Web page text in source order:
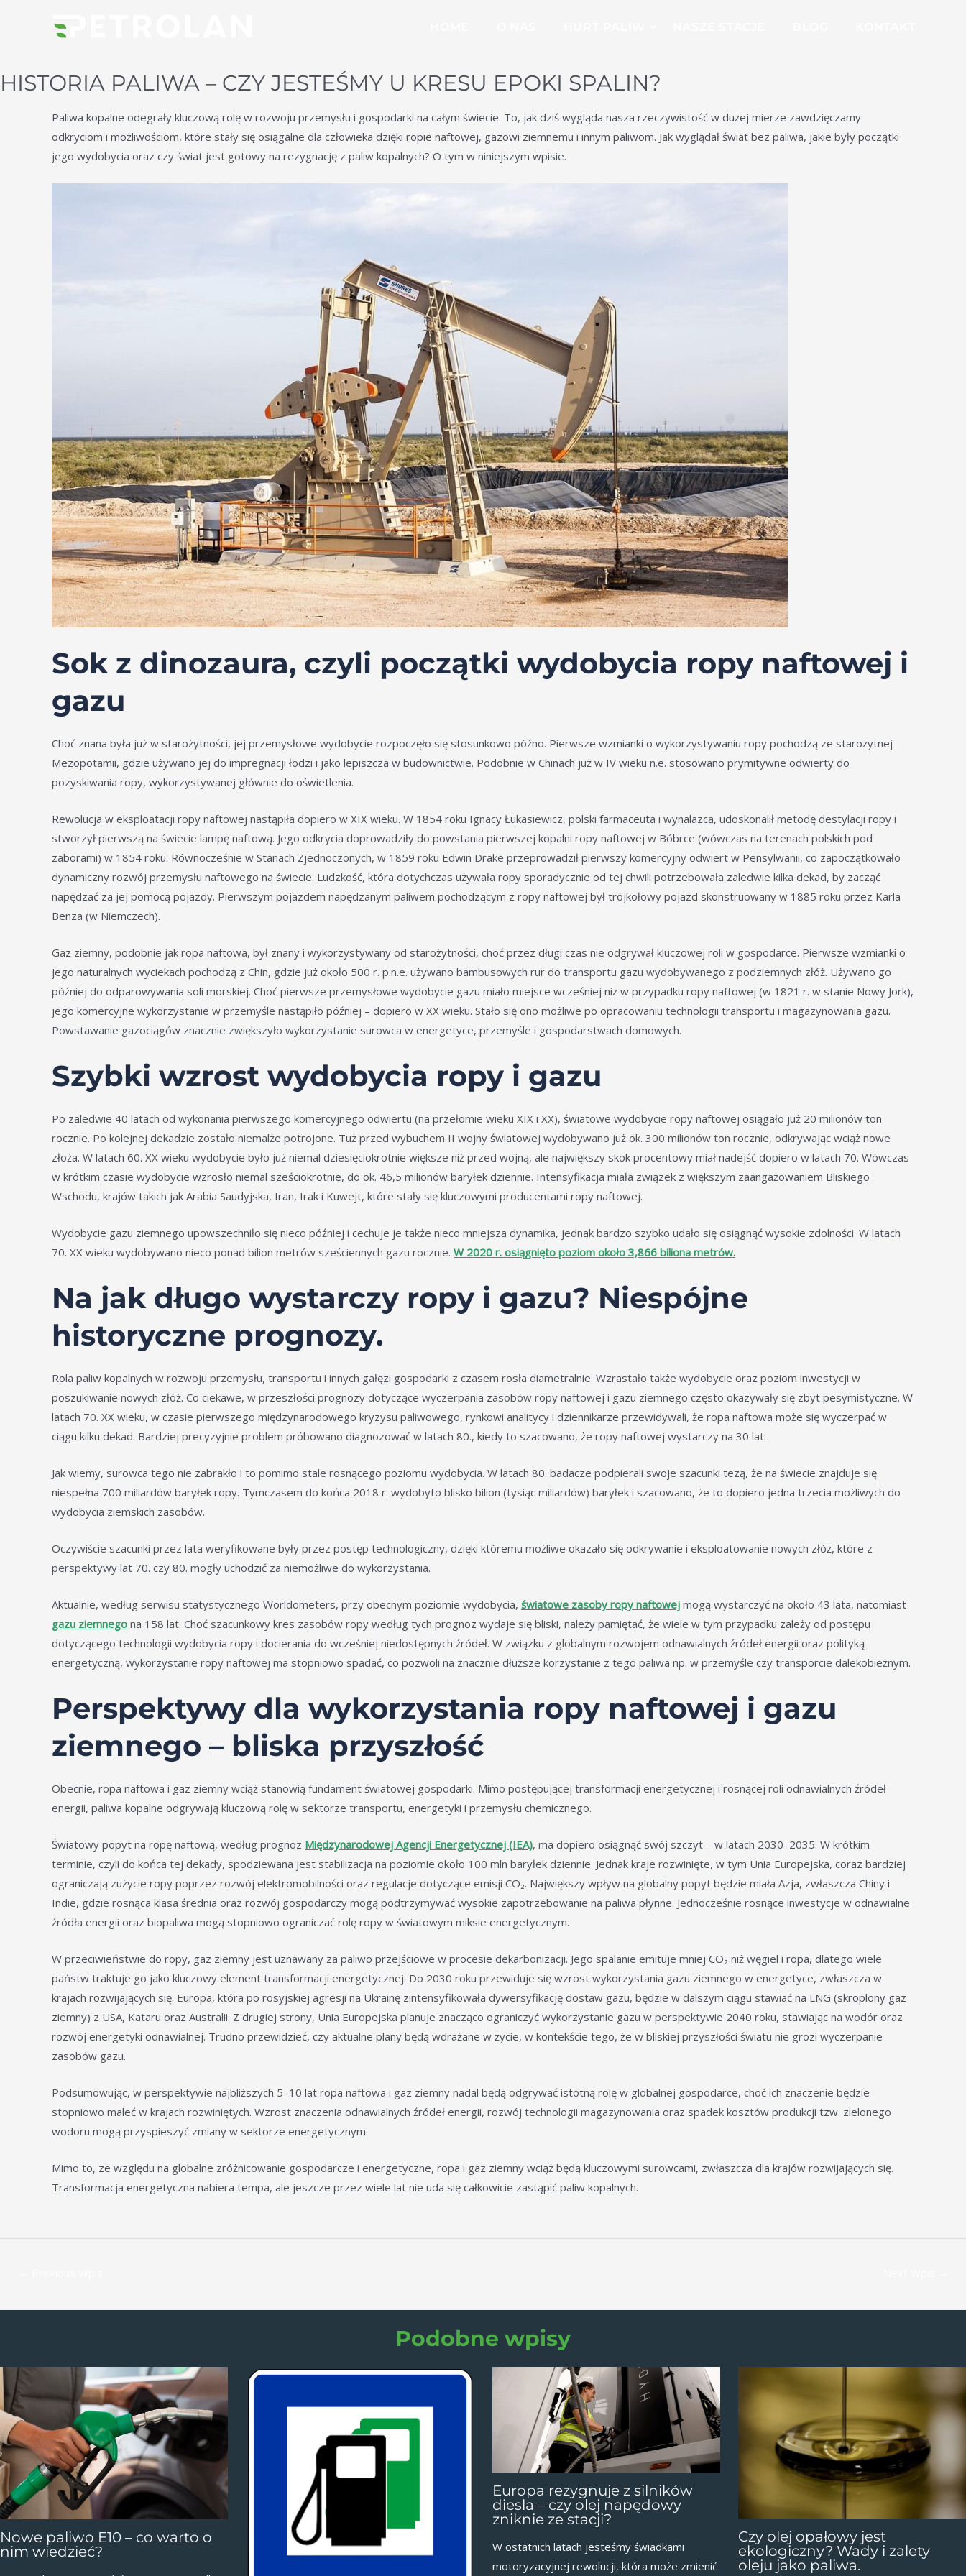
HISTORIA PALIWA – CZY JESTEŚMY U KRESU EPOKI SPALIN?
Paliwa kopalne odegrały kluczową rolę w rozwoju przemysłu i gospodarki na całym świecie. To, jak dziś wygląda nasza rzeczywistość w dużej mierze zawdzięczamy
odkryciom i możliwościom, które stały się osiągalne dla człowieka dzięki ropie naftowej, gazowi ziemnemu i innym paliwom. Jak wyglądał świat bez paliwa, jakie były początki
jego wydobycia oraz czy świat jest gotowy na rezygnację z paliw kopalnych? O tym w niniejszym wpisie.
Sok z dinozaura, czyli początki wydobycia ropy naftowej i
gazu
Choć znana była już w starożytności, jej przemysłowe wydobycie rozpoczęło się stosunkowo późno. Pierwsze wzmianki o wykorzystywaniu ropy pochodzą ze starożytnej
Mezopotamii, gdzie używano jej do impregnacji łodzi i jako lepiszcza w budownictwie. Podobnie w Chinach już w IV wieku n.e. stosowano prymitywne odwierty do
pozyskiwania ropy, wykorzystywanej głównie do oświetlenia.
Rewolucja w eksploatacji ropy naftowej nastąpiła dopiero w XIX wieku. W 1854 roku Ignacy Łukasiewicz, polski farmaceuta i wynalazca, udoskonalił metodę destylacji ropy i
stworzył pierwszą na świecie lampę naftową. Jego odkrycia doprowadziły do powstania pierwszej kopalni ropy naftowej w Bóbrce (wówczas na terenach polskich pod
zaborami) w 1854 roku. Równocześnie w Stanach Zjednoczonych, w 1859 roku Edwin Drake przeprowadził pierwszy komercyjny odwiert w Pensylwanii, co zapoczątkowało
dynamiczny rozwój przemysłu naftowego na świecie. Ludzkość, która dotychczas używała ropy sporadycznie od tej chwili potrzebowała zaledwie kilka dekad, by zacząć
napędzać za jej pomocą pojazdy. Pierwszym pojazdem napędzanym paliwem pochodzącym z ropy naftowej był trójkołowy pojazd skonstruowany w 1885 roku przez Karla
Benza (w Niemczech).
Gaz ziemny, podobnie jak ropa naftowa, był znany i wykorzystywany od starożytności, choć przez długi czas nie odgrywał kluczowej roli w gospodarce. Pierwsze wzmianki o
jego naturalnych wyciekach pochodzą z Chin, gdzie już około 500 r. p.n.e. używano bambusowych rur do transportu gazu wydobywanego z podziemnych złóż. Używano go
później do odparowywania soli morskiej. Choć pierwsze przemysłowe wydobycie gazu miało miejsce wcześniej niż w przypadku ropy naftowej (w 1821 r. w stanie Nowy Jork),
jego komercyjne wykorzystanie w przemyśle nastąpiło później – dopiero w XX wieku. Stało się ono możliwe po opracowaniu technologii transportu i magazynowania gazu.
Powstawanie gazociągów znacznie zwiększyło wykorzystanie surowca w energetyce, przemyśle i gospodarstwach domowych.
Szybki wzrost wydobycia ropy i gazu
Po zaledwie 40 latach od wykonania pierwszego komercyjnego odwiertu (na przełomie wieku XIX i XX), światowe wydobycie ropy naftowej osiągało już 20 milionów ton
rocznie. Po kolejnej dekadzie zostało niemalże potrojone. Tuż przed wybuchem II wojny światowej wydobywano już ok. 300 milionów ton rocznie, odkrywając wciąż nowe
złoża. W latach 60. XX wieku wydobycie było już niemal dziesięciokrotnie większe niż przed wojną, ale największy skok procentowy miał nadejść dopiero w latach 70. Wówczas
w krótkim czasie wydobycie wzrosło niemal sześciokrotnie, do ok. 46,5 milionów baryłek dziennie. Intensyfikacja miała związek z większym zaangażowaniem Bliskiego
Wschodu, krajów takich jak Arabia Saudyjska, Iran, Irak i Kuwejt, które stały się kluczowymi producentami ropy naftowej.
Wydobycie gazu ziemnego upowszechniło się nieco później i cechuje je także nieco mniejsza dynamika, jednak bardzo szybko udało się osiągnąć wysokie zdolności. W latach
70. XX wieku wydobywano nieco ponad bilion metrów sześciennych gazu rocznie. W 2020 r. osiągnięto poziom około 3,866 biliona metrów.
Na jak długo wystarczy ropy i gazu? Niespójne
historyczne prognozy.
Rola paliw kopalnych w rozwoju przemysłu, transportu i innych gałęzi gospodarki z czasem rosła diametralnie. Wzrastało także wydobycie oraz poziom inwestycji w
poszukiwanie nowych złóż. Co ciekawe, w przeszłości prognozy dotyczące wyczerpania zasobów ropy naftowej i gazu ziemnego często okazywały się zbyt pesymistyczne. W
latach 70. XX wieku, w czasie pierwszego międzynarodowego kryzysu paliwowego, rynkowi analitycy i dziennikarze przewidywali, że ropa naftowa może się wyczerpać w
ciągu kilku dekad. Bardziej precyzyjnie problem próbowano diagnozować w latach 80., kiedy to szacowano, że ropy naftowej wystarczy na 30 lat.
Jak wiemy, surowca tego nie zabrakło i to pomimo stale rosnącego poziomu wydobycia. W latach 80. badacze podpierali swoje szacunki tezą, że na świecie znajduje się
niespełna 700 miliardów baryłek ropy. Tymczasem do końca 2018 r. wydobyto blisko bilion (tysiąc miliardów) baryłek i szacowano, że to dopiero jedna trzecia możliwych do
wydobycia ziemskich zasobów.
Oczywiście szacunki przez lata weryfikowane były przez postęp technologiczny, dzięki któremu możliwe okazało się odkrywanie i eksploatowanie nowych złóż, które z
perspektywy lat 70. czy 80. mogły uchodzić za niemożliwe do wykorzystania.
Aktualnie, według serwisu statystycznego Worldometers, przy obecnym poziomie wydobycia, światowe zasoby ropy naftowej mogą wystarczyć na około 43 lata, natomiast
gazu ziemnego na 158 lat. Choć szacunkowy kres zasobów ropy według tych prognoz wydaje się bliski, należy pamiętać, że wiele w tym przypadku zależy od postępu
dotyczącego technologii wydobycia ropy i docierania do wcześniej niedostępnych źródeł. W związku z globalnym rozwojem odnawialnych źródeł energii oraz polityką
energetyczną, wykorzystanie ropy naftowej ma stopniowo spadać, co pozwoli na znacznie dłuższe korzystanie z tego paliwa np. w przemyśle czy transporcie dalekobieżnym.
Perspektywy dla wykorzystania ropy naftowej i gazu
ziemnego – bliska przyszłość
Obecnie, ropa naftowa i gaz ziemny wciąż stanowią fundament światowej gospodarki. Mimo postępującej transformacji energetycznej i rosnącej roli odnawialnych źródeł
energii, paliwa kopalne odgrywają kluczową rolę w sektorze transportu, energetyki i przemysłu chemicznego.
Światowy popyt na ropę naftową, według prognoz Międzynarodowej Agencji Energetycznej (IEA), ma dopiero osiągnąć swój szczyt – w latach 2030–2035. W krótkim
terminie, czyli do końca tej dekady, spodziewana jest stabilizacja na poziomie około 100 mln baryłek dziennie. Jednak kraje rozwinięte, w tym Unia Europejska, coraz bardziej
ograniczają zużycie ropy poprzez rozwój elektromobilności oraz regulacje dotyczące emisji CO₂. Największy wpływ na globalny popyt będzie miała Azja, zwłaszcza Chiny i
Indie, gdzie rosnąca klasa średnia oraz rozwój gospodarczy mogą podtrzymywać wysokie zapotrzebowanie na paliwa płynne. Jednocześnie rosnące inwestycje w odnawialne
źródła energii oraz biopaliwa mogą stopniowo ograniczać rolę ropy w światowym miksie energetycznym.
W przeciwieństwie do ropy, gaz ziemny jest uznawany za paliwo przejściowe w procesie dekarbonizacji. Jego spalanie emituje mniej CO₂ niż węgiel i ropa, dlatego wiele
państw traktuje go jako kluczowy element transformacji energetycznej. Do 2030 roku przewiduje się wzrost wykorzystania gazu ziemnego w energetyce, zwłaszcza w
krajach rozwijających się. Europa, która po rosyjskiej agresji na Ukrainę zintensyfikowała dywersyfikację dostaw gazu, będzie w dalszym ciągu stawiać na LNG (skroplony gaz
ziemny) z USA, Kataru oraz Australii. Z drugiej strony, Unia Europejska planuje znacząco ograniczyć wykorzystanie gazu w perspektywie 2040 roku, stawiając na wodór oraz
rozwój energetyki odnawialnej. Trudno przewidzieć, czy aktualne plany będą wdrażane w życie, w kontekście tego, że w bliskiej przyszłości światu nie grozi wyczerpanie
zasobów gazu.
Podsumowując, w perspektywie najbliższych 5–10 lat ropa naftowa i gaz ziemny nadal będą odgrywać istotną rolę w globalnej gospodarce, choć ich znaczenie będzie
stopniowo maleć w krajach rozwiniętych. Wzrost znaczenia odnawialnych źródeł energii, rozwój technologii magazynowania oraz spadek kosztów produkcji tzw. zielonego
wodoru mogą przyspieszyć zmiany w sektorze energetycznym.
Mimo to, ze względu na globalne zróżnicowanie gospodarcze i energetyczne, ropa i gaz ziemny wciąż będą kluczowymi surowcami, zwłaszcza dla krajów rozwijających się.
Transformacja energetyczna nabiera tempa, ale jeszcze przez wiele lat nie uda się całkowicie zastąpić paliw kopalnych.
Podobne wpisy
Nowe paliwo E10 – co warto o
nim wiedzieć?
Europa rezygnuje z silników
diesla – czy olej napędowy
zniknie ze stacji?
W ostatnich latach jesteśmy świadkami
motoryzacyjnej rewolucji, która może zmienić
Czy olej opałowy jest
ekologiczny? Wady i zalety
oleju jako paliwa.